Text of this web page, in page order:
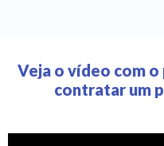
Veja o vídeo com o
contratar um